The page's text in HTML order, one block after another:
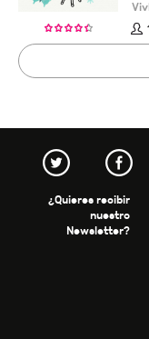
¿Quieres recibir
nuestro
Newsletter?